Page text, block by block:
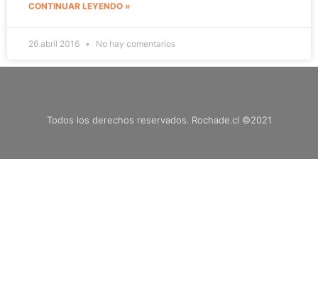
CONTINUAR LEYENDO »
26 abril 2016 No hay comentarios
Todos los derechos reservados. Rochade.cl ©2021